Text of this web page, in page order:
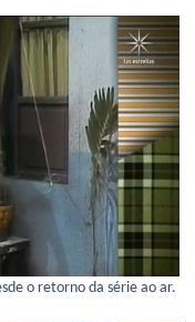
o retorno da série ao ar.